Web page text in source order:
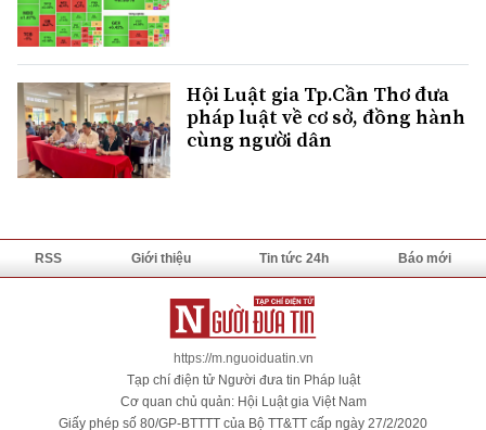
Hội Luật gia Tp.Cần Thơ đưa
pháp luật về cơ sở, đồng hành
cùng người dân
RSS Giới thiệu Tin tức 24h Báo mới
https://m.nguoiduatin.vn
Tạp chí điện tử Người đưa tin Pháp luật
Cơ quan chủ quản: Hội Luật gia Việt Nam
Giấy phép số 80/GP-BTTTT của Bộ TT&TT cấp ngày 27/2/2020